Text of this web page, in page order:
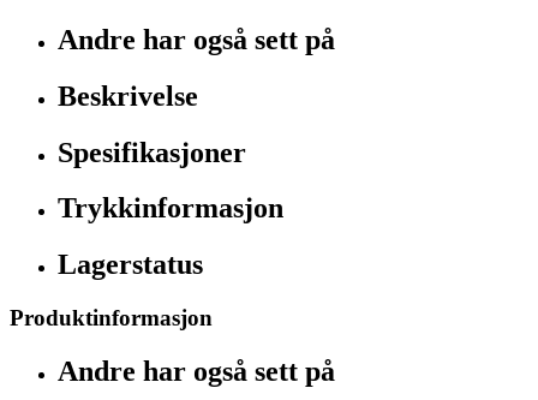
Andre har også sett på
Beskrivelse
Spesifikasjoner
Trykkinformasjon
Lagerstatus
Produktinformasjon
Andre har også sett på